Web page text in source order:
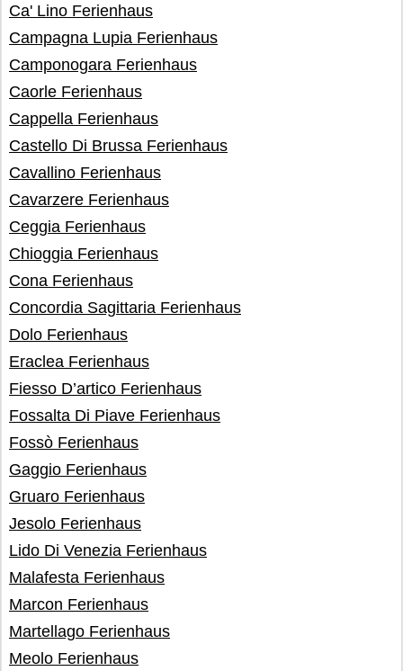
Ca' Lino Ferienhaus
Campagna Lupia Ferienhaus
Camponogara Ferienhaus
Caorle Ferienhaus
Cappella Ferienhaus
Castello Di Brussa Ferienhaus
Cavallino Ferienhaus
Cavarzere Ferienhaus
Ceggia Ferienhaus
Chioggia Ferienhaus
Cona Ferienhaus
Concordia Sagittaria Ferienhaus
Dolo Ferienhaus
Eraclea Ferienhaus
Fiesso D’artico Ferienhaus
Fossalta Di Piave Ferienhaus
Fossò Ferienhaus
Gaggio Ferienhaus
Gruaro Ferienhaus
Jesolo Ferienhaus
Lido Di Venezia Ferienhaus
Malafesta Ferienhaus
Marcon Ferienhaus
Martellago Ferienhaus
Meolo Ferienhaus